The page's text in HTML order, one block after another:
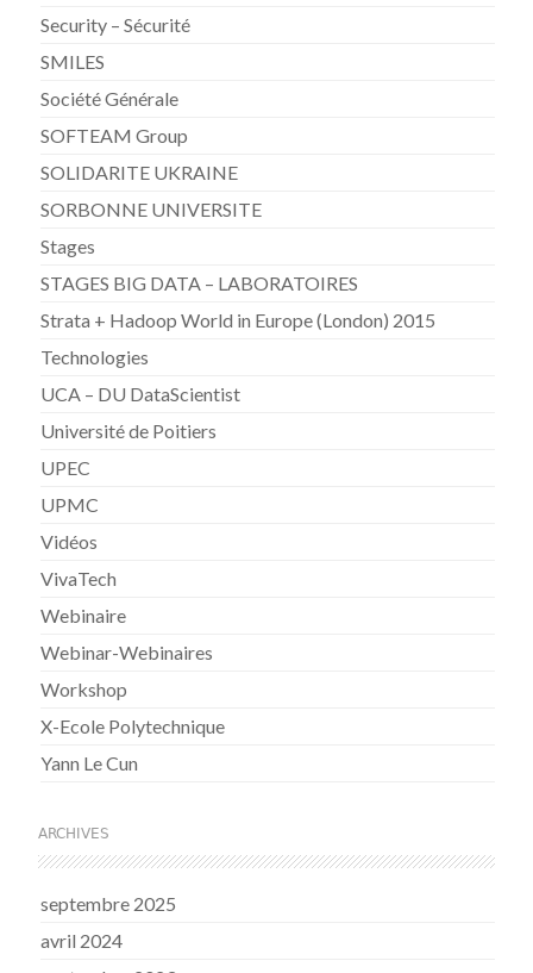
Security – Sécurité
SMILES
Société Générale
SOFTEAM Group
SOLIDARITE UKRAINE
SORBONNE UNIVERSITE
Stages
STAGES BIG DATA – LABORATOIRES
Strata + Hadoop World in Europe (London) 2015
Technologies
UCA – DU DataScientist
Université de Poitiers
UPEC
UPMC
Vidéos
VivaTech
Webinaire
Webinar-Webinaires
Workshop
X-Ecole Polytechnique
Yann Le Cun
ARCHIVES
septembre 2025
avril 2024